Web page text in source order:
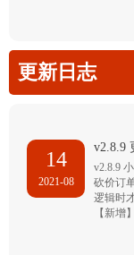
更新日志
14
2021-08
v2.8.9
v2.8.9
砍价订
逻辑时
【新增